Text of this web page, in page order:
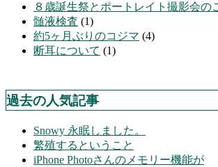
８歳誕生祭とポートレイト撮影会の
髄液検査 (1)
約5ヶ月ぶりのコジマ (4)
断耳について (1)
過去の人気記事
Snowy 永眠しました。
繁殖するということ
iPhone Photoさんのメモリー機能が